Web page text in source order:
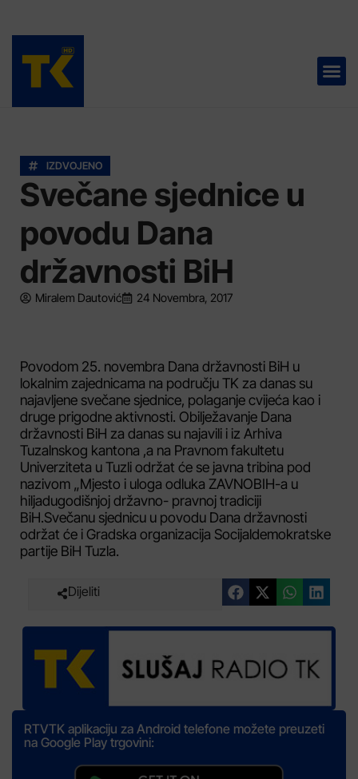
IZDVOJENO
Svečane sjednice u
povodu Dana
državnosti BiH
Miralem Dautović 24 Novembra, 2017
Povodom 25. novembra Dana državnosti BiH u
lokalnim zajednicama na području TK za danas su
najavljene svečane sjednice, polaganje cvijeća kao i
druge prigodne aktivnosti. Obilježavanje Dana
državnosti BiH za danas su najavili i iz Arhiva
Tuzalnskog kantona ,a na Pravnom fakultetu
Univerziteta u Tuzli održat će se javna tribina pod
nazivom „Mjesto i uloga odluka ZAVNOBIH-a u
hiljadugodišnjoj državno- pravnoj tradiciji
BiH.Svečanu sjednicu u povodu Dana državnosti
održat će i Gradska organizacija Socijaldemokratske
partije BiH Tuzla.
Dijeliti
RTVTK aplikaciju za Android telefone možete preuzeti
na Google Play trgovini: